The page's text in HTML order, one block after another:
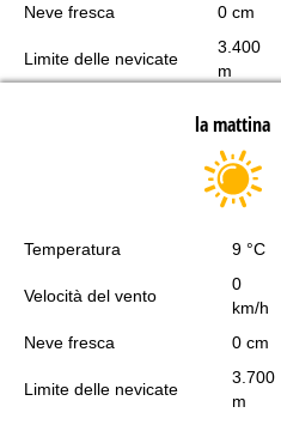
Neve fresca 0 cm
Limite delle nevicate
3.400
m
la mattina
Temperatura 9 °C
Velocità del vento
0
km/h
Neve fresca
0 cm
Limite delle nevicate
3.700
m